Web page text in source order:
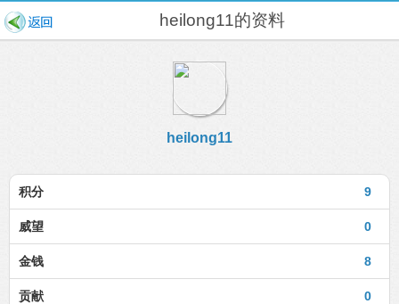
heilong11的资料
heilong11
9
积分
0
威望
8
金钱
0
贡献